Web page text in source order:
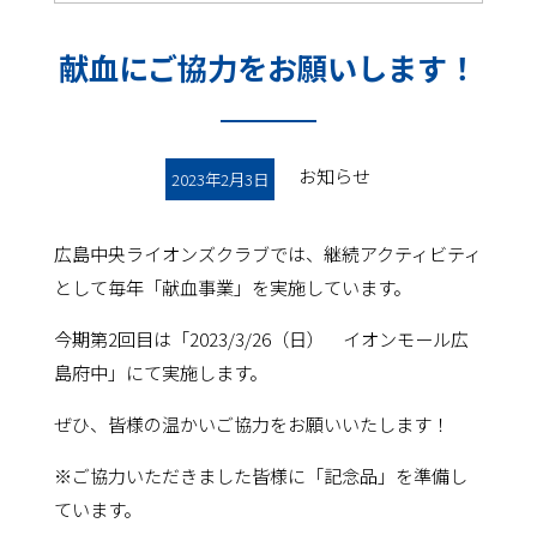
献血にご協力をお願いします！
2023年2月3日 お知らせ
広島中央ライオンズクラブでは、継続アクティビティ
として毎年「献血事業」を実施しています。
今期第2回目は「2023/3/26（日） イオンモール広
島府中」にて実施します。
ぜひ、皆様の温かいご協力をお願いいたします！
※ご協力いただきました皆様に「記念品」を準備し
ています。